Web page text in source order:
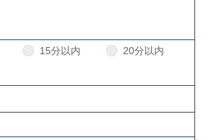
15分以内
20分以内